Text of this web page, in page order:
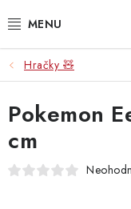
na
OSOBNÁ
POTRAVINY
HRAČKY 🧸
Hračky 🧸
Pokemon
cm